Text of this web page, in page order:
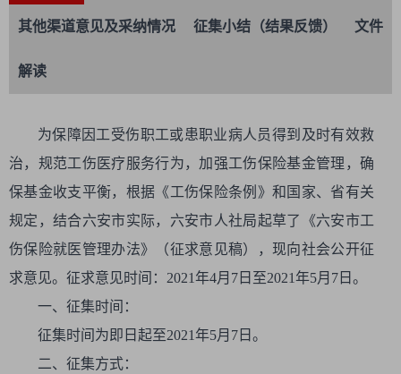
其他渠道意见及采纳情况 征集小结（结果反馈） 文件
解读
为保障因工受伤职工或患职业病人员得到及时有效救
治，规范工伤医疗服务行为，加强工伤保险基金管理，确
保基金收支平衡，根据《工伤保险条例》和国家、省有关
规定，结合六安市实际，六安市人社局起草了《六安市工
伤保险就医管理办法》（征求意见稿），现向社会公开征
求意见。征求意见时间：2021年4月7日至2021年5月7日。
一、征集时间：
征集时间为即日起至2021年5月7日。
二、征集方式：